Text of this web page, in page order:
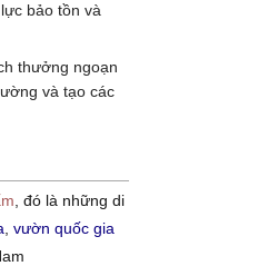
bảo tồn và
thưởng ngoạn
và tạo các
, đó là những di
vườn quốc gia